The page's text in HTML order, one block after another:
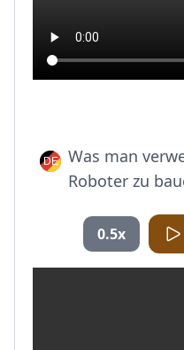
Was man
Roboter zu
0.5x